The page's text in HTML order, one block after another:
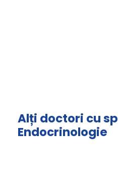
Alți doctori cu
Endocrinologie